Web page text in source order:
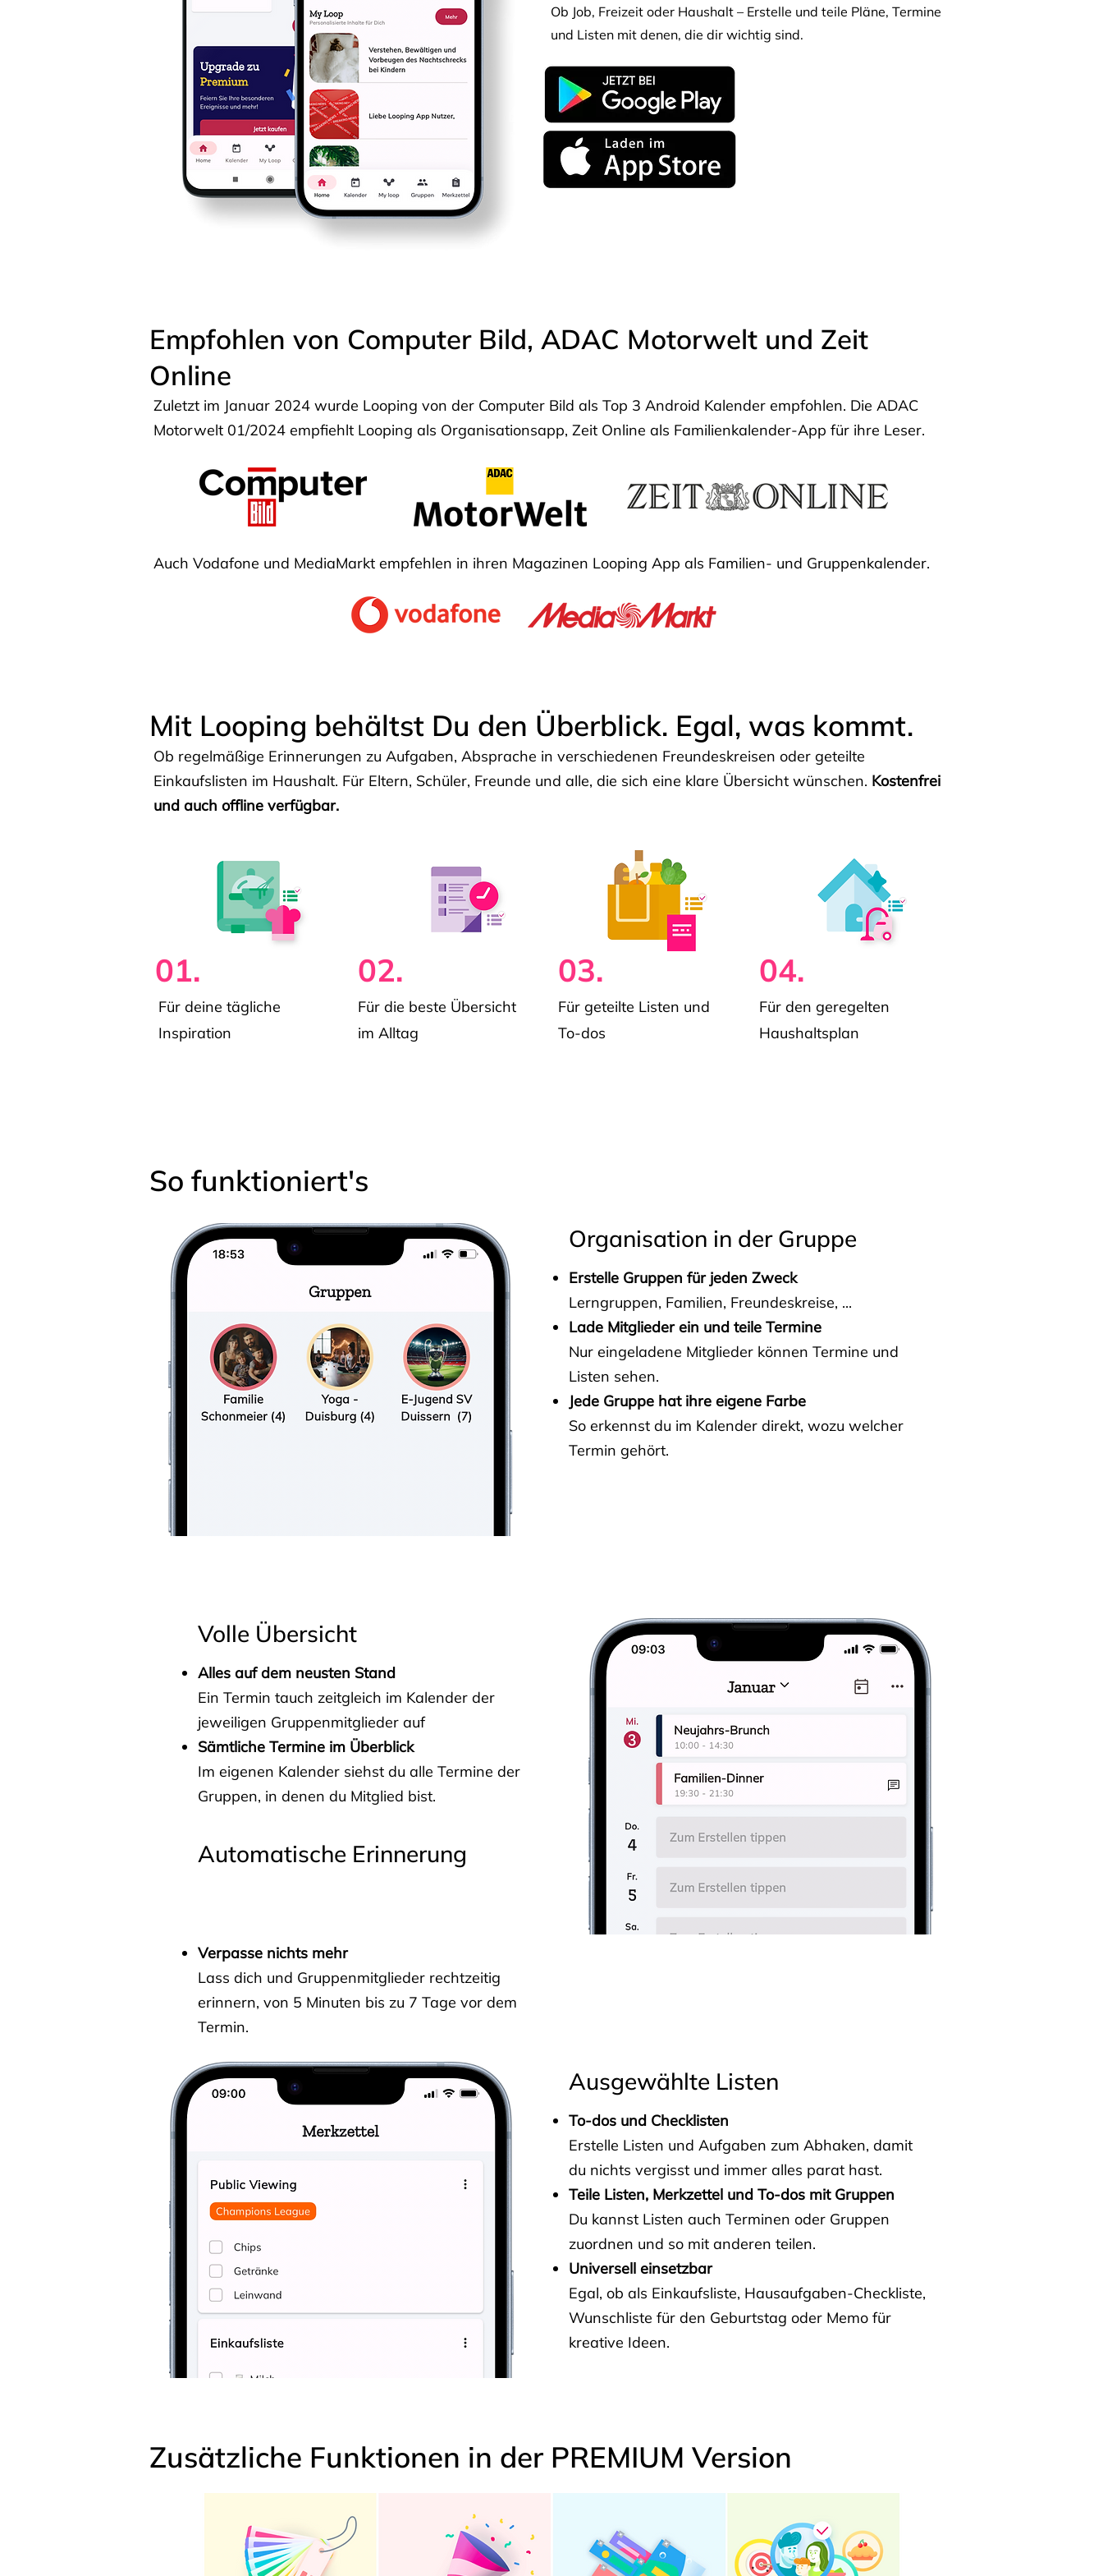
Ob Job, Freizeit oder Haushalt – Erstelle und teile Pläne, Termine
und Listen mit denen, die dir wichtig sind.
Empfohlen von Computer Bild, ADAC Motorwelt und Zeit
Online
Zuletzt im Januar 2024 wurde Looping von der Computer Bild als Top 3 Android Kalender empfohlen. Die ADAC
Motorwelt 01/2024 empfiehlt Looping als Organisationsapp, Zeit Online als Familienkalender-App für ihre Leser.
Auch Vodafone und MediaMarkt empfehlen in ihren Magazinen Looping App als Familien- und Gruppenkalender.
Mit Looping behältst Du den Überblick. Egal, was kommt.
Ob regelmäßige Erinnerungen zu Aufgaben, Absprache in verschiedenen Freundeskreisen oder geteilte
Einkaufslisten im Haushalt. Für Eltern, Schüler, Freunde und alle, die sich eine klare Übersicht wünschen. Kostenfrei
und auch offline verfügbar.
01.
Für deine tägliche
Inspiration
02.
Für die beste Übersicht
im Alltag
03.
Für geteilte Listen und
To-dos
04.
Für den geregelten
Haushaltsplan
So funktioniert's
Organisation in der Gruppe
Erstelle Gruppen für jeden Zweck
Lerngruppen, Familien, Freundeskreise, ...
Lade Mitglieder ein und teile Termine
Nur eingeladene Mitglieder können Termine und
Listen sehen.
Jede Gruppe hat ihre eigene Farbe
So erkennst du im Kalender direkt, wozu welcher
Termin gehört.
Volle Übersicht
Alles auf dem neusten Stand
Ein Termin tauch zeitgleich im Kalender der
jeweiligen Gruppenmitglieder auf
Sämtliche Termine im Überblick
Im eigenen Kalender siehst du alle Termine der
Gruppen, in denen du Mitglied bist.
Automatische Erinnerung
Verpasse nichts mehr
Lass dich und Gruppenmitglieder rechtzeitig
erinnern, von 5 Minuten bis zu 7 Tage vor dem
Termin.
Ausgewählte Listen
To-dos und Checklisten
Erstelle Listen und Aufgaben zum Abhaken, damit
du nichts vergisst und immer alles parat hast.
Teile Listen, Merkzettel und To-dos mit Gruppen
Du kannst Listen auch Terminen oder Gruppen
zuordnen und so mit anderen teilen.
Universell einsetzbar
Egal, ob als Einkaufsliste, Hausaufgaben-Checkliste,
Wunschliste für den Geburtstag oder Memo für
kreative Ideen.
Zusätzliche Funktionen in der PREMIUM Version